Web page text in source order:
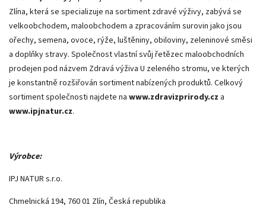
Zlína, která se specializuje na sortiment zdravé výživy, zabývá se
velkoobchodem, maloobchodem a zpracováním surovin jako jsou
ořechy, semena, ovoce, rýže, luštěniny, obiloviny, zeleninové směsi
a doplňky stravy. Společnost vlastní svůj řetězec maloobchodních
prodejen pod názvem Zdravá výživa U zeleného stromu, ve kterých
je konstantně rozšiřován sortiment nabízených produktů. Celkový
sortiment společnosti najdete na www.zdravizprirody.cz a
www.ipjnatur.cz.
Výrobce:
IPJ NATUR s.r.o.
Chmelnická 194, 760 01 Zlín, Česká republika